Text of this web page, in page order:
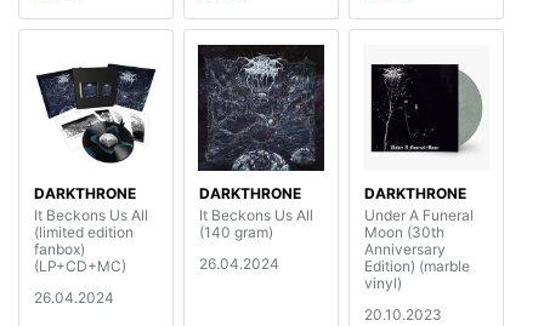
DARKTHRONE
It Beckons Us All
(limited edition
fanbox)
(LP+CD+MC)
26.04.2024
DARKTHRONE
It Beckons Us All
(140 gram)
26.04.2024
DARKTHRONE
Under A Funeral
Moon (30th
Anniversary
Edition) (marble
vinyl)
20.10.2023